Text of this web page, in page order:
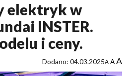
elektryk w
INSTER.
i ceny.
Dodano: 04.03.2025A AA